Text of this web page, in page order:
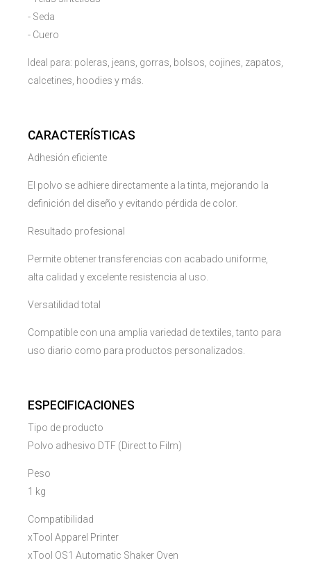
- Seda
- Cuero
Ideal para: poleras, jeans, gorras, bolsos, cojines, zapatos,
calcetines, hoodies y más.
CARACTERÍSTICAS
Adhesión eficiente
El polvo se adhiere directamente a la tinta, mejorando la
definición del diseño y evitando pérdida de color.
Resultado profesional
Permite obtener transferencias con acabado uniforme,
alta calidad y excelente resistencia al uso.
Versatilidad total
Compatible con una amplia variedad de textiles, tanto para
uso diario como para productos personalizados.
ESPECIFICACIONES
Tipo de producto
Polvo adhesivo DTF (Direct to Film)
Peso
1 kg
Compatibilidad
xTool Apparel Printer
xTool OS1 Automatic Shaker Oven